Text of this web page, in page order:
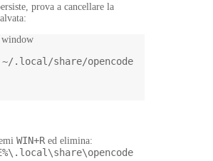
prova a cancellare la
~/.local/share/opencode
WIN+R ed elimina: